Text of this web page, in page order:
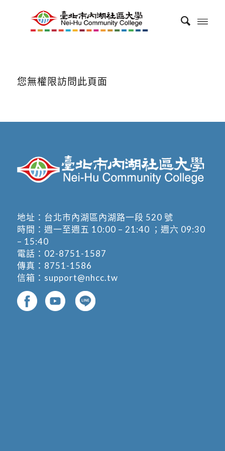
您無權限訪問此頁面
地址： 台北市內湖區內湖路一段 520 號
時間：週一至週五 10:00 – 21:40 ；週六 09:30
– 15:40
電話： 02-8751-1587
傳真：8751-1586
信箱： support@nhcc.tw